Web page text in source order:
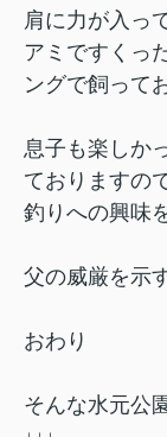
肩に力が入っ
アミですくっ
ングで飼って
息子も楽しか
ておりますので
釣りへの興味
父の威厳を示
おわり
そんな水元公